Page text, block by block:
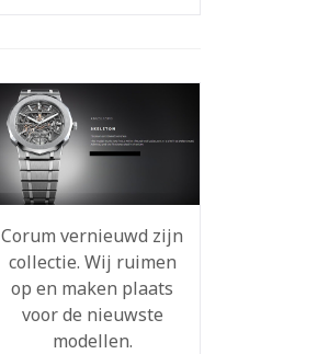
Corum vernieuwd zijn
collectie. Wij ruimen
op en maken plaats
voor de nieuwste
modellen.